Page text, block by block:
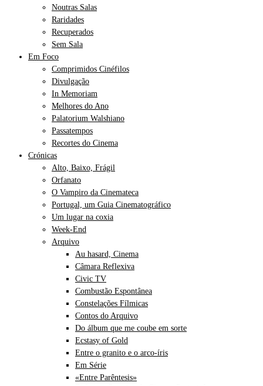
Noutras Salas
Raridades
Recuperados
Sem Sala
Em Foco
Comprimidos Cinéfilos
Divulgação
In Memoriam
Melhores do Ano
Palatorium Walshiano
Passatempos
Recortes do Cinema
Crónicas
Alto, Baixo, Frágil
Orfanato
O Vampiro da Cinemateca
Portugal, um Guia Cinematográfico
Um lugar na coxia
Week-End
Arquivo
Au hasard, Cinema
Câmara Reflexiva
Civic TV
Combustão Espontânea
Constelações Fílmicas
Contos do Arquivo
Do álbum que me coube em sorte
Ecstasy of Gold
Entre o granito e o arco-íris
Em Série
«Entre Parêntesis»